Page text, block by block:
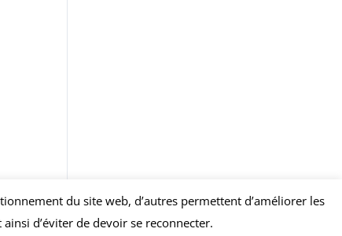
du site web, d’autres permettent d’améliorer les
d’éviter de devoir se reconnecter.